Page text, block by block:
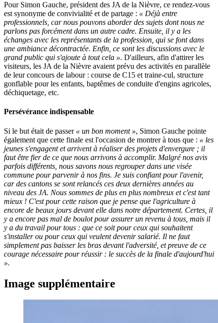
Pour Simon Gauche, président des JA de la Nièvre, ce rendez-vous
est synonyme de convivialité et de partage : « Déjà entre
professionnels, car nous pouvons aborder des sujets dont nous ne
parlons pas forcément dans un autre cadre. Ensuite, il y a les
échanges avec les représentants de la profession, qui se font dans
une ambiance décontractée. Enfin, ce sont les discussions avec le
grand public qui s'ajoute à tout cela ». D'ailleurs, afin d'attirer les
visiteurs, les JA de la Nièvre avaient prévu des activités en parallèle
de leur concours de labour : course de C15 et traine-cul, structure
gonflable pour les enfants, baptêmes de conduite d'engins agricoles,
déchiquetage, etc.
Persévérance indispensable
Si le but était de passer « un bon moment », Simon Gauche pointe
également que cette finale est l'occasion de montrer à tous que : « les
jeunes s'engagent et arrivent à réaliser des projets d'envergure ; il
faut être fier de ce que nous arrivons à accomplir. Malgré nos avis
parfois différents, nous savons nous regrouper dans une visée
commune pour parvenir à nos fins. Je suis confiant pour l'avenir,
car des cantons se sont relancés ces deux dernières années au
niveau des JA. Nous sommes de plus en plus nombreux et c'est tant
mieux ! C'est pour cette raison que je pense que l'agriculture à
encore de beaux jours devant elle dans notre département. Certes, il
y a encore pas mal de boulot pour assurer un revenu à tous, mais il
y a du travail pour tous : que ce soit pour ceux qui souhaitent
s'installer ou pour ceux qui veulent devenir salarié. Il ne faut
simplement pas baisser les bras devant l'adversité, et preuve de ce
courage nécessaire pour réussir : le succès de la finale d'aujourd'hui
».
Image supplémentaire